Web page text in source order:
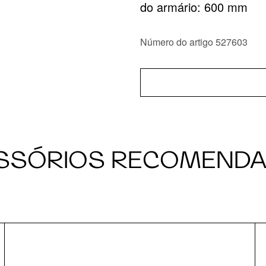
do armário: 600 mm
Número do artigo 527603